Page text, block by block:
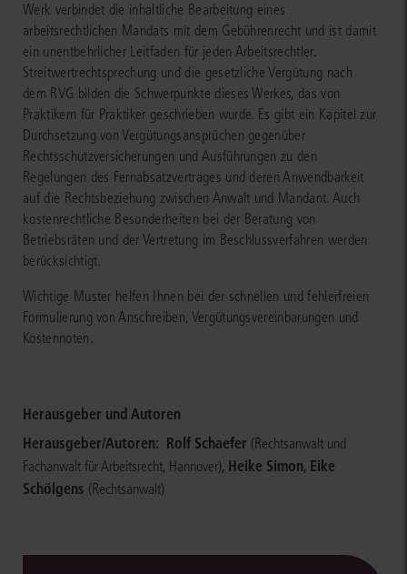
Werk verbindet die inhaltliche Bearbeitung eines
arbeitsrechtlichen Mandats mit dem Gebührenrecht und ist damit
ein unentbehrlicher Leitfaden für jeden Arbeitsrechtler.
Streitwertrechtsprechung und die gesetzliche Vergütung nach
dem RVG bilden die Schwerpunkte dieses Werkes, das von
Praktikern für Praktiker geschrieben wurde. Es gibt ein Kapitel zur
Durchsetzung von Vergütungsansprüchen gegenüber
Rechtsschutzversicherungen und Ausführungen zu den
Regelungen des Fernabsatzvertrages und deren Anwendbarkeit
auf die Rechtsbeziehung zwischen Anwalt und Mandant. Auch
kostenrechtliche Besonderheiten bei der Beratung von
Betriebsräten und der Vertretung im Beschlussverfahren werden
berücksichtigt.
Wichtige Muster helfen Ihnen bei der schnellen und fehlerfreien
Formulierung von Anschreiben, Vergütungsvereinbarungen und
Kostennoten.
Herausgeber und Autoren
Herausgeber/Autoren: Rolf Schaefer (Rechtsanwalt und
Fachanwalt für Arbeitsrecht, Hannover), Heike Simon, Eike
Schölgens (Rechtsanwalt)